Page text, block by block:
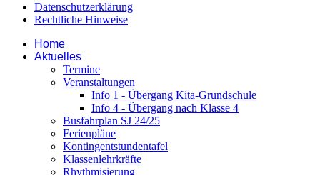
Datenschutzerklärung
Rechtliche Hinweise
Home
Aktuelles
Termine
Veranstaltungen
Info 1 - Übergang Kita-Grundschule
Info 4 - Übergang nach Klasse 4
Busfahrplan SJ 24/25
Ferienpläne
Kontingentstundentafel
Klassenlehrkräfte
Rhythmisierung